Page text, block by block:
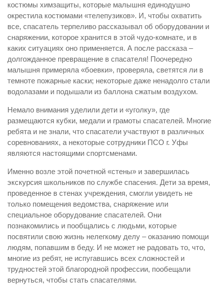
костюмы химзащиты, которые малышня единодушно
окрестила костюмами «телепузиков». И, чтобы охватить
все, спасатель терпеливо рассказывал об оборудовании и
снаряжении, которое хранится в этой чудо-комнате, и в
каких ситуациях оно применяется. А после рассказа –
долгожданное превращение в спасателя! Поочередно
малышня примеряла «боевки», проверяла, светятся ли в
темноте пожарные каски; некоторые даже ненадолго стали
водолазами и подышали из баллона сжатым воздухом.
Немало внимания уделили дети и «уголку», где
размещаются кубки, медали и грамоты спасателей. Многие
ребята и не знали, что спасатели участвуют в различных
соревнованиях, а некоторые сотрудники ПСО г. Уфы
являются настоящими спортсменами.
Именно возле этой почетной «стены» и завершилась
экскурсия школьников по службе спасения. Дети за время,
проведенное в стенах учреждения, смогли увидеть не
только помещения ведомства, снаряжение или
специальное оборудование спасателей. Они
познакомились и пообщались с людьми, которые
посвятили свою жизнь нелегкому делу – оказанию помощи
людям, попавшим в беду. И не может не радовать то, что,
многие из ребят, не испугавшись всех сложностей и
трудностей этой благородной профессии, пообещали
вернуться, чтобы стать спасателями.